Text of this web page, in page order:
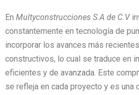
En Multyconstrucciones S.A de C.V
constantemente en tecnología de
incorporar los avances más
constructivos, lo cual se traduce en
eficientes y de avanzada. Este
se refleja en cada proyecto y es una